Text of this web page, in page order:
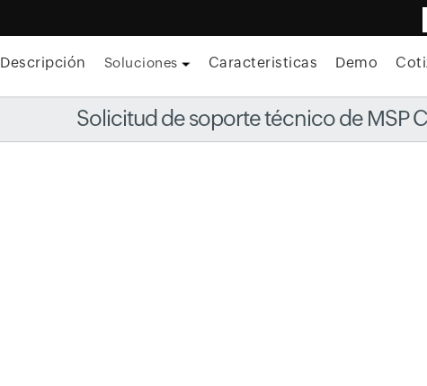
Descripción Soluciones Caracteristicas Demo
Solicitud de soporte técnico de MSP